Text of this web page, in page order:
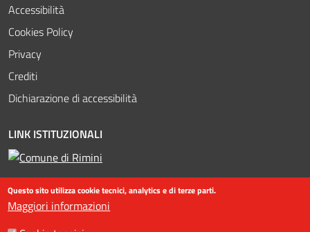
Accessibilità
Cookies Policy
Privacy
Crediti
Dichiarazione di accessibilità
LINK ISTITUZIONALI
Questo sito utilizza cookie tecnici, analytics e di terze parti.
Maggiori informazioni